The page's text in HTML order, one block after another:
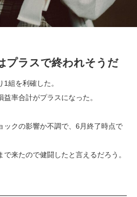
プラスで終われそうだ
組を利確した。
率合計がプラスになった。
ックの影響か不調で、6月終了時点で
来たので健闘したと言えるだろう。